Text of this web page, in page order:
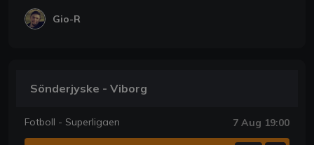
Gio-R
Sönderjyske - Viborg
Fotboll - Superligaen 7 Aug 19:00